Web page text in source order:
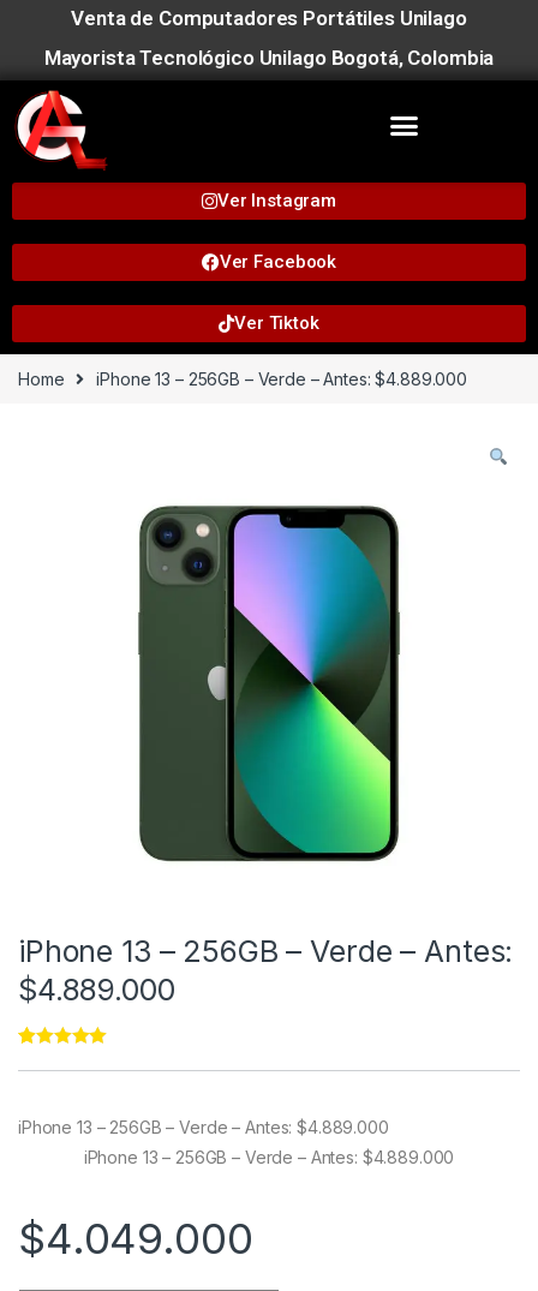
Venta de Computadores Portátiles Unilago
Mayorista Tecnológico Unilago Bogotá, Colombia
Ver Instagram
Ver Facebook
Ver Tiktok
Home iPhone 13 – 256GB – Verde – Antes: $4.889.000
iPhone 13 – 256GB – Verde – Antes:
$4.889.000
ratings
iPhone 13 – 256GB – Verde – Antes: $4.889.000
iPhone 13 – 256GB – Verde – Antes: $4.889.000
$4.049.000